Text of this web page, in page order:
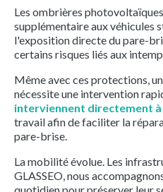
Les ombrières
supplémentaire aux véhicules
l'exposition directe du pare-
certains risques liés aux
Même avec ces protections,
nécessite une intervention
interviennent directement
travail afin de faciliter la
pare-brise.
La mobilité évolue. Les
GLASSEO, nous
quotidien pour préserver leur